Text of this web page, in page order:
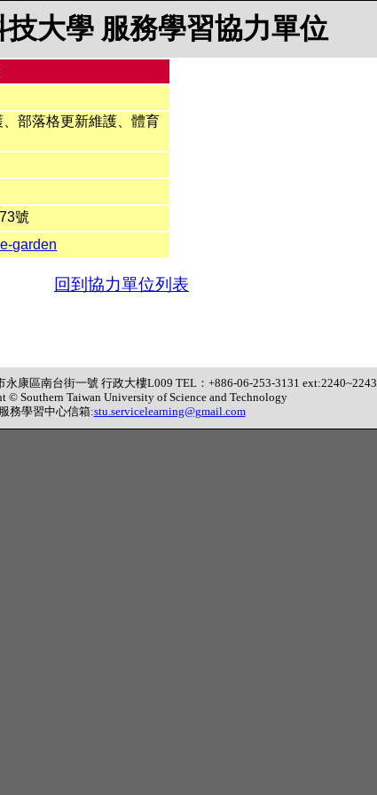
技大學 服務學習協力單位
部落格更新維護、體育
號
garden
回到協力單位列表
永康區南台街一號 行政大樓L009 TEL：+886-06-253-3131 ext:2240~2243
© Southern Taiwan University of Science and Technology
服務學習中心信箱:stu.servicelearning@gmail.com